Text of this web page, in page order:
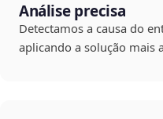
Análise precisa
Detectamos a causa do
aplicando a solução mais